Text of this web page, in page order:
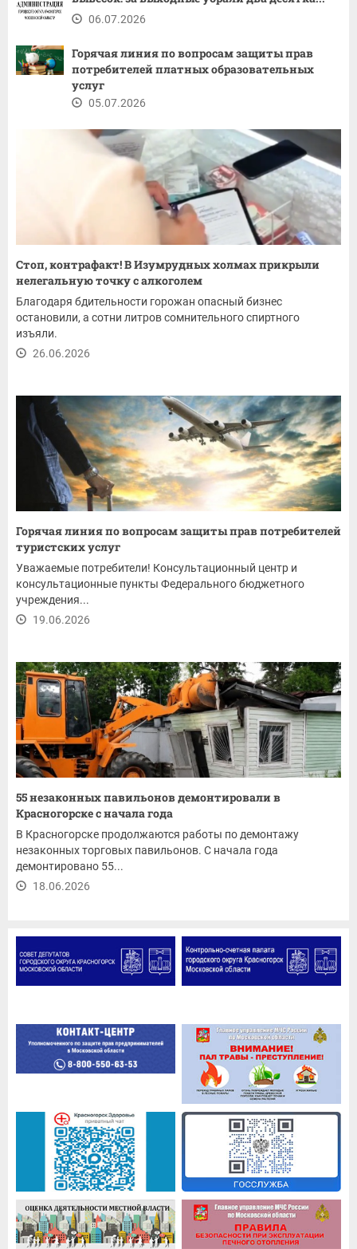
06.07.2026
Горячая линия по вопросам защиты прав
потребителей платных образовательных
услуг
05.07.2026
Стоп, контрафакт! В Изумрудных холмах прикрыли
нелегальную точку с алкоголем
Благодаря бдительности горожан опасный бизнес
остановили, а сотни литров сомнительного спиртного
изъяли.
26.06.2026
Горячая линия по вопросам защиты прав потребителей
туристских услуг
Уважаемые потребители! Консультационный центр и
консультационные пункты Федерального бюджетного
учреждения...
19.06.2026
55 незаконных павильонов демонтировали в
Красногорске с начала года
В Красногорске продолжаются работы по демонтажу
незаконных торговых павильонов. С начала года
демонтировано 55...
18.06.2026